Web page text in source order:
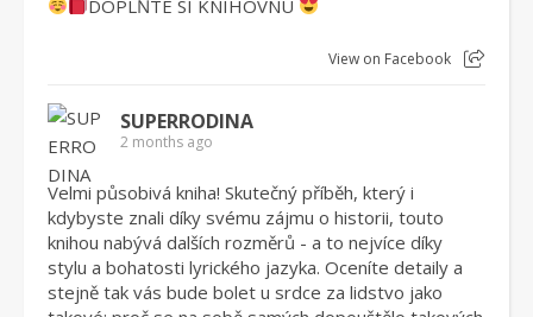
DOPLŇTE SI KNIHOVNU
View on Facebook
SUPERRODINA
2 months ago
Velmi působivá kniha! Skutečný příběh, který i
kdybyste znali díky svému zájmu o historii, touto
knihou nabývá dalších rozměrů - a to nejvíce díky
stylu a bohatosti lyrického jazyka. Oceníte detaily a
stejně tak vás bude bolet u srdce za lidstvo jako